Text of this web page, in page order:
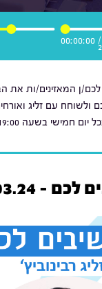
/
00:00:00
לכם/ן המאזינים/ות את
עם זליג
יום חמישי בשעה 19:00.
- 28.03.24